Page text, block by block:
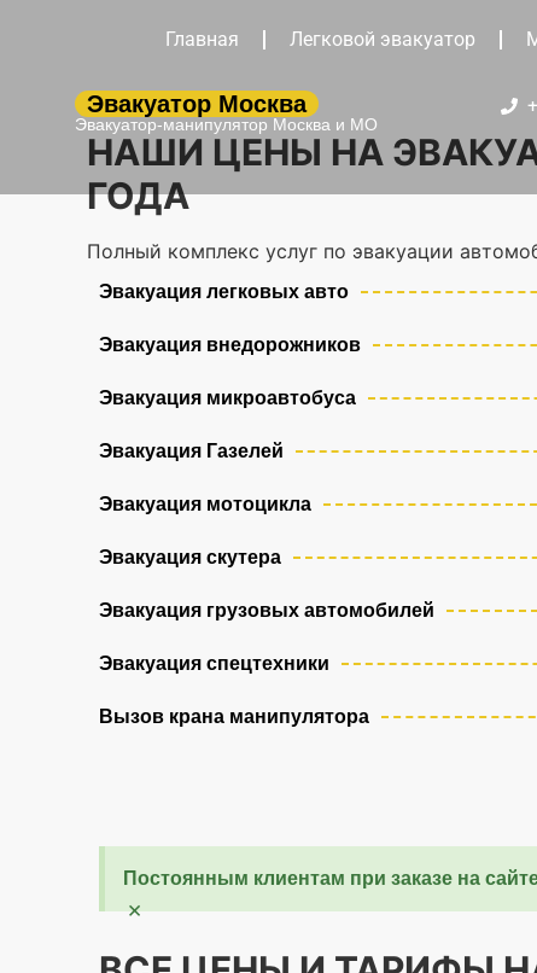
Главная Легковой эвакуатор
Эвакуатор Москва
Эвакуатор-манипулятор Москва и МО
НАШИ ЦЕНЫ НА
ГОДА
Полный комплекс услуг по эвакуации
Эвакуация легковых авто
Эвакуация внедорожников
Эвакуация микроавтобуса
Эвакуация Газелей
Эвакуация мотоцикла
Эвакуация скутера
Эвакуация грузовых автомобилей
Эвакуация спецтехники
Вызов крана манипулятора
Постоянным клиентам при заказе на
×